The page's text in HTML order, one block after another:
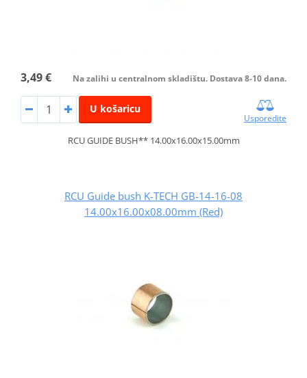
3,49 € Na zalihi u centralnom skladištu. Dostava 8-10 dana.
U košaricu
Usporedite
RCU GUIDE BUSH** 14.00x16.00x15.00mm
RCU Guide bush K-TECH GB-14-16-08
14.00x16.00x08.00mm (Red)